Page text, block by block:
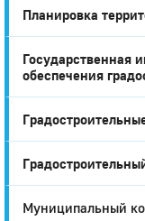
Планировка
Государственная
обеспечения
Муниципальный